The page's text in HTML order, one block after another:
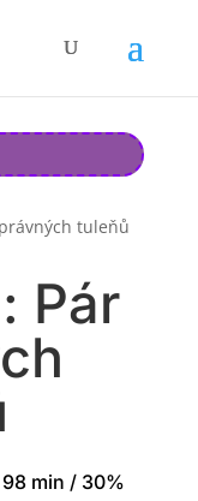
tuleňů
Pár
min / 30%